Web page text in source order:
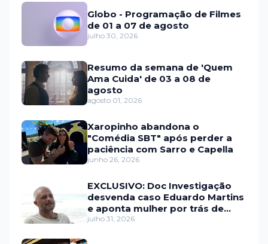
Globo - Programação de Filmes
de 01 a 07 de agosto
julho 30, 2026
Resumo da semana de 'Quem
Ama Cuida' de 03 a 08 de
agosto
agosto 01, 2026
Xaropinho abandona o
"Comédia SBT" após perder a
paciência com Sarro e Capella
junho 26, 2026
EXCLUSIVO: Doc Investigação
desvenda caso Eduardo Martins
e aponta mulher por trás de
fraude internacional
julho 31, 2026